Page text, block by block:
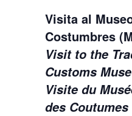
Visita al
Costumbres
Visit to the
Customs
Visite du
des Coutumes